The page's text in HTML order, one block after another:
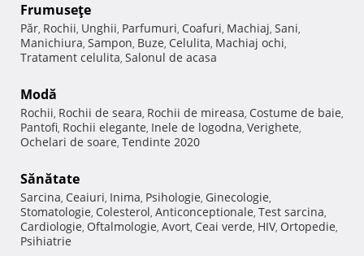
Frumuseţe
Păr, Rochii, Unghii, Parfumuri, Coafuri, Machiaj, Sani,
Manichiura, Sampon, Buze, Celulita, Machiaj ochi,
Tratament celulita, Salonul de acasa
Modă
Rochii, Rochii de seara, Rochii de mireasa, Costume de baie,
Pantofi, Rochii elegante, Inele de logodna, Verighete,
Ochelari de soare, Tendinte 2020
Sănătate
Sarcina, Ceaiuri, Inima, Psihologie, Ginecologie,
Stomatologie, Colesterol, Anticonceptionale, Test sarcina,
Cardiologie, Oftalmologie, Avort, Ceai verde, HIV, Ortopedie,
Psihiatrie